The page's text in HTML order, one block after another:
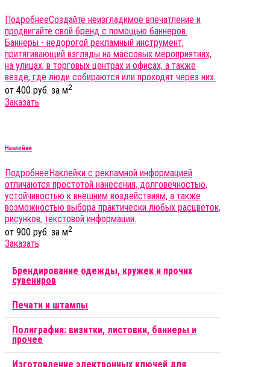
ПодробнееСоздайте неизгладимое впечатление и
продвигайте свой бренд с помощью баннеров.
Баннеры - недорогой рекламный инструмент,
притягивающий взгляды на массовых мероприятиях,
на улицах, в торговых центрах и офисах, а также
везде, где люди собираются или проходят через них.
от 400 руб. за м2
Заказать
Наклейки
ПодробнееНаклейки с рекламной информацией
отличаются простотой нанесения, долговечностью,
устойчивостью к внешним воздействиям, а также
возможностью выбора практически любых расцветок,
рисунков, текстовой информации.
от 900 руб. за м2
Заказать
Брендирование одежды, кружек и прочих
сувениров
Печати и штампы
Полиграфия: визитки, листовки, баннеры и
прочее
Изготовление электронных ключей для